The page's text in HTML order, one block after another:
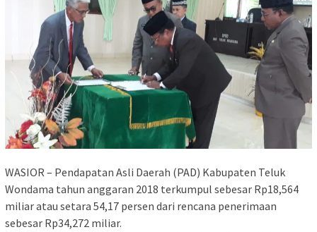
WASIOR – Pendapatan Asli Daerah (PAD) Kabupaten Teluk
Wondama tahun anggaran 2018 terkumpul sebesar Rp18,564
miliar atau setara 54,17 persen dari rencana penerimaan
sebesar Rp34,272 miliar.